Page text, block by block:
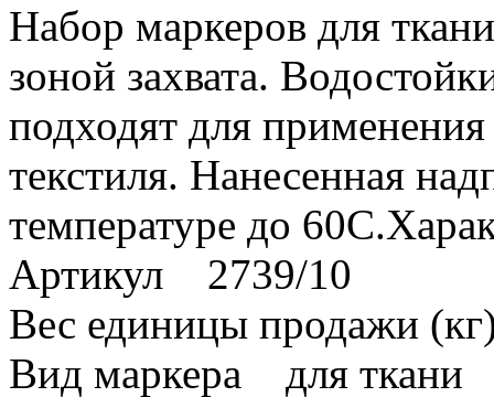
Набор маркеров для
зоной захвата.
подходят для
текстиля. Нанесенная
температуре до
Артикул 2739/10
Вес единицы продажи
Вид маркера для ткани